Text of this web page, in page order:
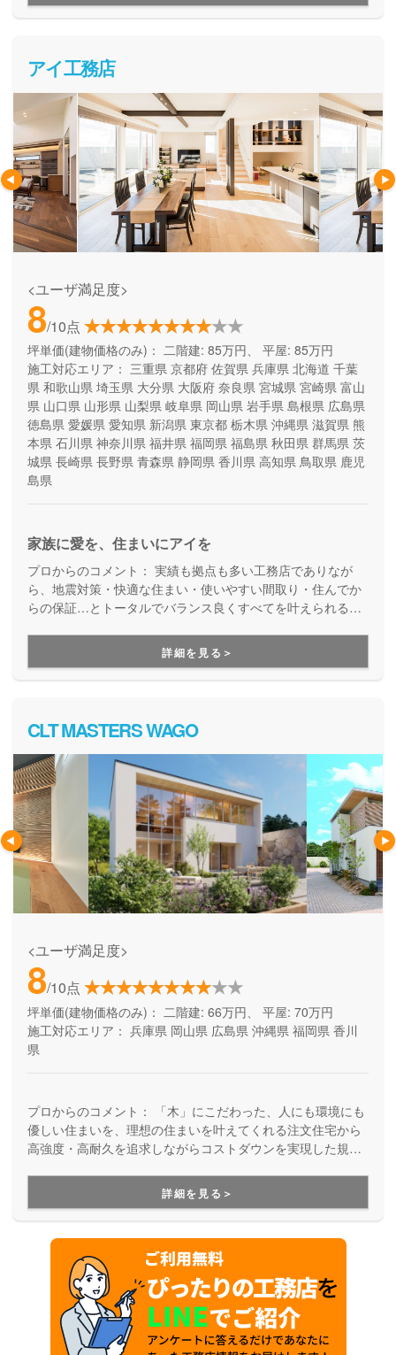
アイ工務店
<ユーザ満足度>
8/10点
坪単価(建物価格のみ)： 二階建: 85万円、 平屋: 85万円
施工対応エリア： 三重県 京都府 佐賀県 兵庫県 北海道 千葉
県 和歌山県 埼玉県 大分県 大阪府 奈良県 宮城県 宮崎県 富山
県 山口県 山形県 山梨県 岐阜県 岡山県 岩手県 島根県 広島県
徳島県 愛媛県 愛知県 新潟県 東京都 栃木県 沖縄県 滋賀県 熊
本県 石川県 神奈川県 福井県 福岡県 福島県 秋田県 群馬県 茨
城県 長崎県 長野県 青森県 静岡県 香川県 高知県 鳥取県 鹿児
島県
家族に愛を、住まいにアイを
プロからのコメント： 実績も拠点も多い工務店でありなが
ら、地震対策・快適な住まい・使いやすい間取り・住んでか
らの保証…とトータルでバランス良くすべてを叶えられる家
用できる間取り提案も得意なので、末長く安心して暮らせる
住まいをお求めの方、安心できるプロにまるっとお任せした
い方にもお勧めしています。
詳細を見る＞
CLT MASTERS WAGO
<ユーザ満足度>
8/10点
坪単価(建物価格のみ)： 二階建: 66万円、 平屋: 70万円
施工対応エリア： 兵庫県 岡山県 広島県 沖縄県 福岡県 香川
県
プロからのコメント：
「木」にこだわった、人にも環境にも
優しい住まいを、理想の住まいを叶えてくれる注文住宅から
高強度・高耐久を追求しながらコストダウンを実現した規格
詳細を見る＞